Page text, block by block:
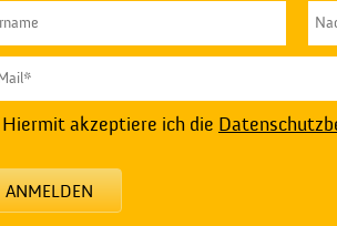
Hiermit akzeptiere ich die
ANMELDEN